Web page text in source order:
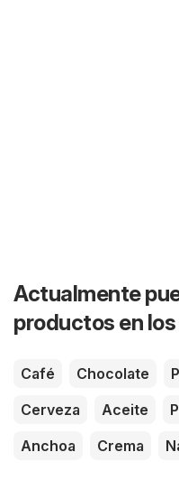
Actualmente
productos en
Café Chocolate
Cerveza
Aceite
Anchoa
Crema